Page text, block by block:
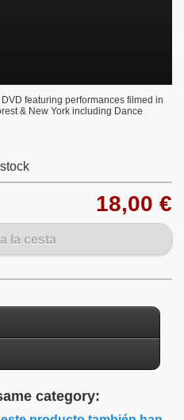
featuring performances filmed in
& New York including Dance
18,00 €
la cesta
category: